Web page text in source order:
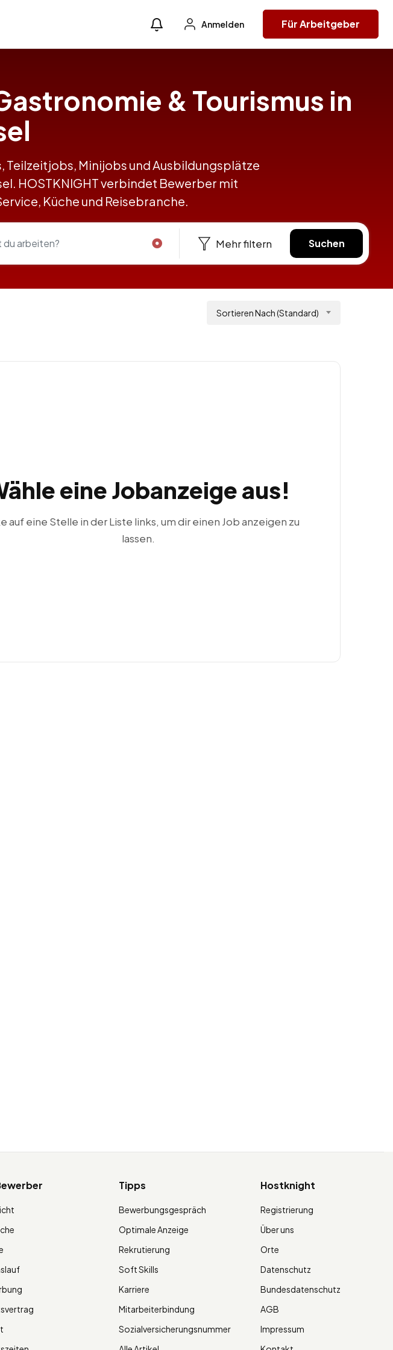
Anmelden Für Arbeitgeber
& Tourismus in
Minijobs und Ausbildungsplätze
HOSTKNIGHT verbindet Bewerber mit
Küche und Reisebranche.
Mehr filtern Suchen
Sortieren Nach (Standard)
eine Jobanzeige aus!
auf eine Stelle in der Liste links, um dir einen Job anzeigen zu
lassen.
Tipps
Bewerbungsgespräch
Optimale Anzeige
Rekrutierung
Soft Skills
Karriere
Mitarbeiterbindung
Sozialversicherungsnummer
Hostknight
Registrierung
Über uns
Orte
Datenschutz
Bundesdatenschutz
AGB
Impressum